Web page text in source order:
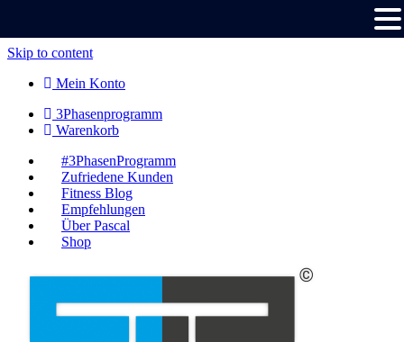
Skip to content
Mein Konto
3Phasenprogramm
Warenkorb
#3PhasenProgramm
Zufriedene Kunden
Fitness Blog
Empfehlungen
Über Pascal
Shop